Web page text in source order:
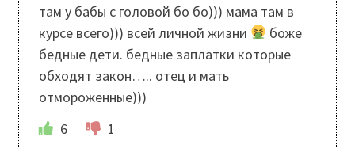
там у бабы с головой бо бо))) мама там в
курсе всего))) всей личной жизни
боже
бедные дети. бедные заплатки которые
обходят закон….. отец и мать
отмороженные)))
6
1